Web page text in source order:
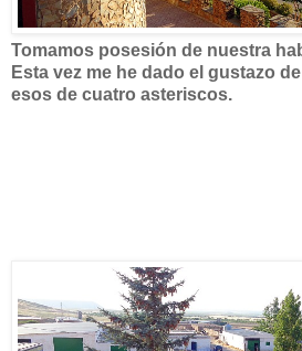
Tomamos posesión de nuestra
Esta vez me he dado el gustazo
esos de cuatro asteriscos.